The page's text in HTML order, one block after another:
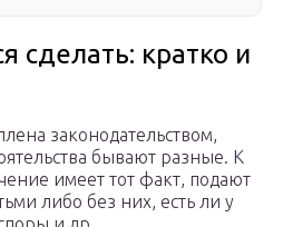
сделать: кратко и
законодательством,
бывают разные. К
имеет тот факт, подают
либо без них, есть ли у